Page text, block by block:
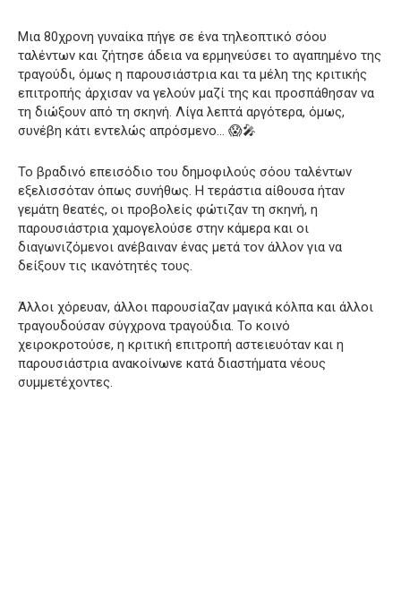
Μια 80χρονη γυναίκα πήγε σε ένα τηλεοπτικό σόου
ταλέντων και ζήτησε άδεια να ερμηνεύσει το αγαπημένο της
τραγούδι, όμως η παρουσιάστρια και τα μέλη της κριτικής
επιτροπής άρχισαν να γελούν μαζί της και προσπάθησαν να
τη διώξουν από τη σκηνή. Λίγα λεπτά αργότερα, όμως,
συνέβη κάτι εντελώς απρόσμενο… 😱🎤
Το βραδινό επεισόδιο του δημοφιλούς σόου ταλέντων
εξελισσόταν όπως συνήθως. Η τεράστια αίθουσα ήταν
γεμάτη θεατές, οι προβολείς φώτιζαν τη σκηνή, η
παρουσιάστρια χαμογελούσε στην κάμερα και οι
διαγωνιζόμενοι ανέβαιναν ένας μετά τον άλλον για να
δείξουν τις ικανότητές τους.
Άλλοι χόρευαν, άλλοι παρουσίαζαν μαγικά κόλπα και άλλοι
τραγουδούσαν σύγχρονα τραγούδια. Το κοινό
χειροκροτούσε, η κριτική επιτροπή αστειευόταν και η
παρουσιάστρια ανακοίνωνε κατά διαστήματα νέους
συμμετέχοντες.